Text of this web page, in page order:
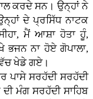
ਕਰਦੇ ਸਨ। ਉਨ੍ਹਾਂ ਨੇ
ਦੇ ਪ੍ਰਸਿੱਧ ਨਾਟਕ
ਮੈਂ ਆਸ਼ਾ ਹੋਤਾ ਹੂੰ,
ਭਜਨ ਨਾ ਹੋਏ ਗੋਪਾਲਾ,
ਖੇਡੇ ਗਏ।
ਪਾਸੇ ਸਰਹੱਦੀ ਸਰਹੱਦੀ
ਮੰਗ ਸਰਹੱਦੀ ਸਾਹਿਬ